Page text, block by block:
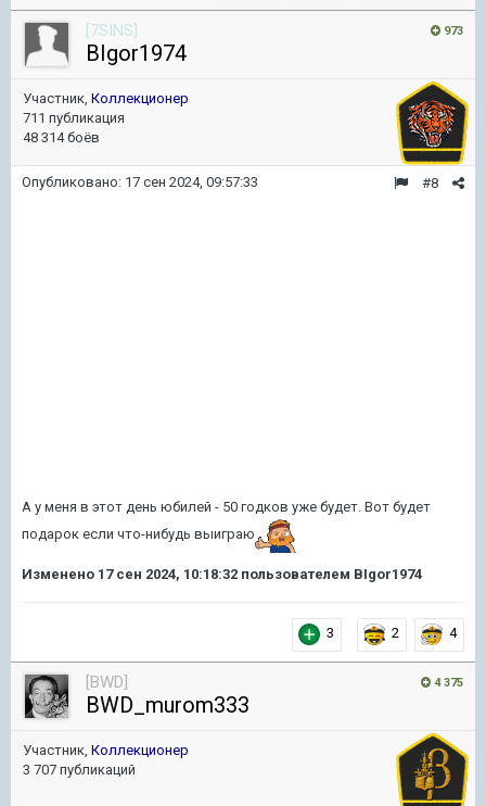
973
[7SINS]
BIgor1974
Участник, Коллекционер
711 публикация
48 314 боёв
#8
Опубликовано: 17 сен 2024, 09:57:33
А у меня в этот день юбилей - 50 годков уже будет. Вот будет
подарок если что-нибудь выиграю
Изменено 17 сен 2024, 10:18:32 пользователем BIgor1974
3 2 4
4 375
[BWD]
BWD_murom333
Участник, Коллекционер
3 707 публикаций